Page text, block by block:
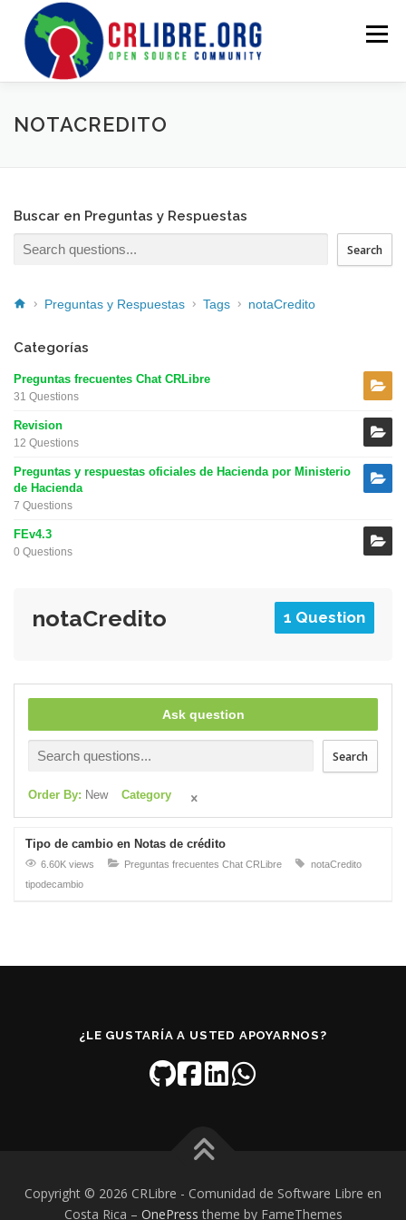
Menu
PROYECTOS INFORMACION
NOTACREDITO
Buscar en Preguntas y Respuestas
Search
Preguntas y Respuestas Tags notaCredito
Categorías
Preguntas frecuentes Chat CRLibre
31 Questions
Revision
12 Questions
Preguntas y respuestas oficiales de Hacienda por Ministerio
de Hacienda
7 Questions
FEv4.3
0 Questions
notaCredito 1 Question
Ask question
Search
Order By: New Category
Tipo de cambio en Notas de crédito
6.60K views Preguntas frecuentes Chat CRLibre
notaCredito
tipodecambio
¿LE GUSTARÍA A USTED APOYARNOS?
Copyright © 2026 CRLibre - Comunidad de Software Libre en
Costa Rica – OnePress theme by FameThemes